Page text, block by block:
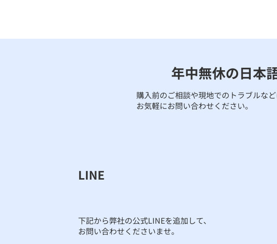
LINE
​下記から弊社の公式LINEを追加して、
お問い合わせくださいませ。
年中無休の日本
購入前のご相談や現地でのトラブルな
お気軽にお問い合わせください。